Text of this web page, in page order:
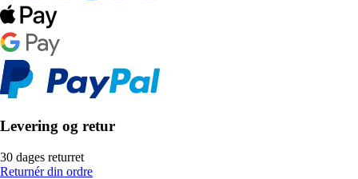
Levering og retur
30 dages returret
Returnér din ordre